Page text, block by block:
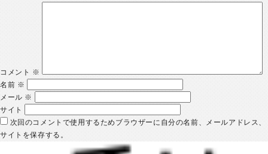
コメント ※
名前 ※
メール ※
サイト
次回のコメントで使用するためブラウザーに自分の名前、メールアドレス、
サイトを保存する。